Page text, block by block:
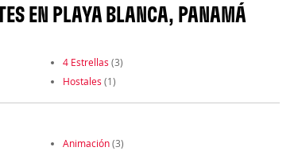
EN PLAYA BLANCA, PANAMÁ
4 Estrellas (3)
Hostales (1)
Animación(3)